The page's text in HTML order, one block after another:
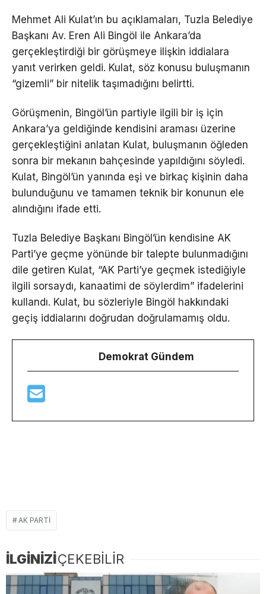
Mehmet Ali Kulat’ın bu açıklamaları, Tuzla Belediye
Başkanı Av. Eren Ali Bingöl ile Ankara’da
gerçekleştirdiği bir görüşmeye ilişkin iddialara
yanıt verirken geldi. Kulat, söz konusu buluşmanın
“gizemli” bir nitelik taşımadığını belirtti.
Görüşmenin, Bingöl’ün partiyle ilgili bir iş için
Ankara’ya geldiğinde kendisini araması üzerine
gerçekleştiğini anlatan Kulat, buluşmanın öğleden
sonra bir mekanın bahçesinde yapıldığını söyledi.
Kulat, Bingöl’ün yanında eşi ve birkaç kişinin daha
bulunduğunu ve tamamen teknik bir konunun ele
alındığını ifade etti.
Tuzla Belediye Başkanı Bingöl’ün kendisine AK
Parti’ye geçme yönünde bir talepte bulunmadığını
dile getiren Kulat, “AK Parti’ye geçmek istediğiyle
ilgili sorsaydı, kanaatimi de söylerdim” ifadelerini
kullandı. Kulat, bu sözleriyle Bingöl hakkındaki
geçiş iddialarını doğrudan doğrulamamış oldu.
Demokrat Gündem
AK PARTI
İLGİNİZİÇEKEBİLİR